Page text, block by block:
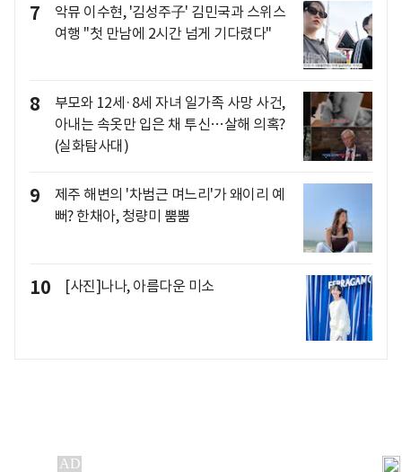
7
악뮤 이수현, '김성주子' 김민국과 스위스
여행 "첫 만남에 2시간 넘게 기다렸다"
8
부모와 12세·8세 자녀 일가족 사망 사건,
아내는 속옷만 입은 채 투신…살해 의혹?
(실화탐사대)
9
제주 해변의 '차범근 며느리'가 왜이리 예
뻐? 한채아, 청량미 뿜뿜
10 [사진]나나, 아름다운 미소